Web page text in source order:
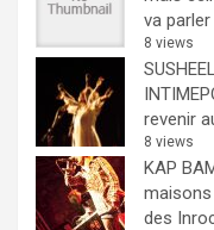
va
8 views
revenir
8 views
KAP
des